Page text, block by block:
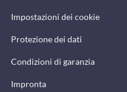
Impostazioni dei cookie
Protezione dei dati
Condizioni di garanzia
Impronta